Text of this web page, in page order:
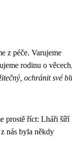
z péče. Varujeme
rodinu o
ochránit své
prostě říct: Lháři
nás byla někdy